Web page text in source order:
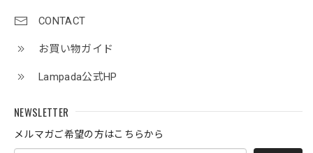
CONTACT
お買い物ガイド
Lampada公式HP
NEWSLETTER
メルマガご希望の方はこちらから